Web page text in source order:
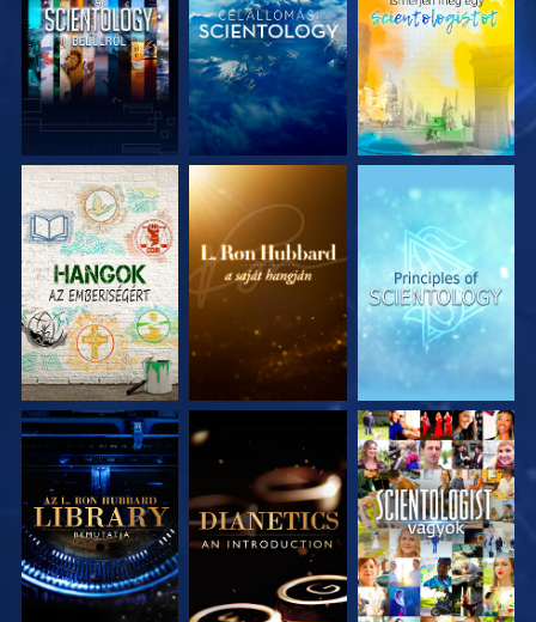
A SOROZAT
RÉSZEI
A SOROZAT
RÉSZEI
A SOROZAT
RÉSZEI
A SOROZAT
RÉSZEI
A SOROZAT
RÉSZEI
MŰSORNÉZÉS